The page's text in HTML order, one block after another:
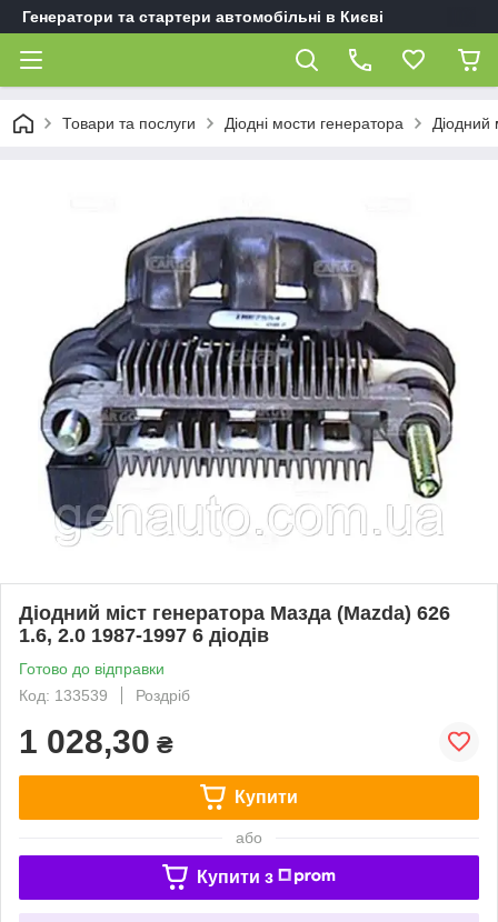
Генератори та стартери автомобільні в Києві
Товари та послуги Діодні мости генератора Діодний
Діодний міст генератора Мазда (Mazda) 626
1.6, 2.0 1987-1997 6 діодів
Готово до відправки
Код: 133539
Роздріб
1 028,30 ₴
Купити
або
Купити з